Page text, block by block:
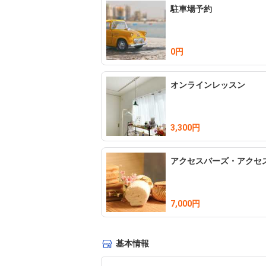
駐車場予約
0円
オンラインレッスン
3,300円
アクセスバーズ・アクセ
7,000円
基本情報